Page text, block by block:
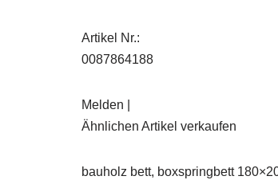
Artikel Nr.:
0087864188
Melden |
Ähnlichen Artikel verkaufen
bauholz bett, boxspringbett